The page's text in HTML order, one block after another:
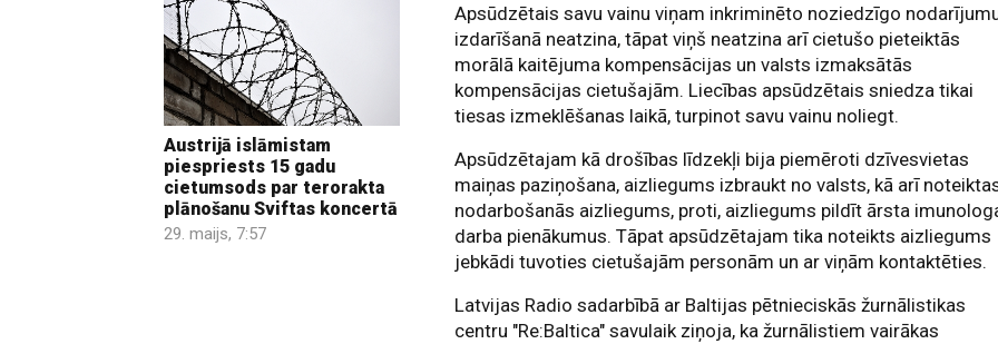
Austrijā islāmistam
piespriests 15 gadu
cietumsods par terorakta
plānošanu Sviftas koncertā
29. maijs, 7:57
Apsūdzētais savu vainu viņam inkriminēto noziedzīgo
izdarīšanā neatzina, tāpat viņš neatzina arī cietušo pieteiktās
morālā kaitējuma kompensācijas un valsts izmaksātās
kompensācijas cietušajām. Liecības apsūdzētais sniedza tikai
tiesas izmeklēšanas laikā, turpinot savu vainu noliegt.
Apsūdzētajam kā drošības līdzekļi bija piemēroti dzīvesvietas
maiņas paziņošana, aizliegums izbraukt no valsts, kā arī
nodarbošanās aizliegums, proti, aizliegums pildīt ārsta
darba pienākumus. Tāpat apsūdzētajam tika noteikts aizliegums
jebkādi tuvoties cietušajām personām un ar viņām kontaktēties.
Latvijas Radio sadarbībā ar Baltijas pētnieciskās žurnālistikas
centru "Re:Baltica" savulaik ziņoja, ka žurnālistiem vairākas